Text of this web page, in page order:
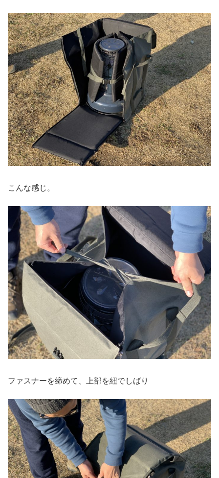
こんな感じ。
ファスナーを締めて、上部を紐でしばり